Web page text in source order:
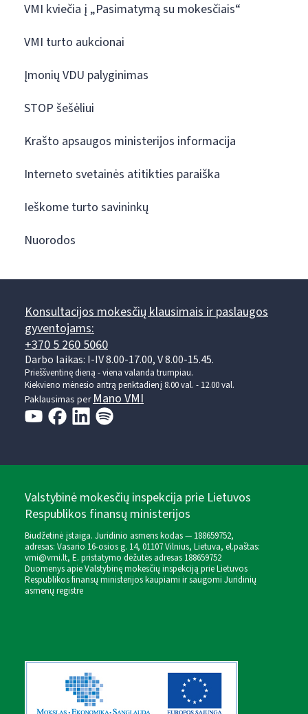
VMI kviečia į „Pasimatymą su mokesčiais“
VMI turto aukcionai
Įmonių VDU palyginimas
STOP šešėliui
Krašto apsaugos ministerijos informacija
Interneto svetainės atitikties paraiška
Ieškome turto savininkų
Nuorodos
Konsultacijos mokesčių klausimais ir paslaugos
gyventojams:
+370 5 260 5060
Darbo laikas: I-IV 8.00-17.00, V 8.00-15.45.
Prieššventinę dieną - viena valanda trumpiau.
Kiekvieno mėnesio antrą penktadienį 8.00 val. - 12.00 val.
Paklausimas perMano VMI
Valstybinė mokesčių inspekcija prie Lietuvos
Respublikos finansų ministerijos
Biudžetinė įstaiga. Juridinio asmens kodas — 188659752,
adresas: Vasario 16-osios g. 14, 01107 Vilnius, Lietuva, el.paštas:
vmi@vmi.lt, E. pristatymo dėžutės adresas 188659752
Duomenys apie Valstybinę mokesčių inspekciją prie Lietuvos
Respublikos finansų ministerijos kaupiami ir saugomi Juridinių
asmenų registre